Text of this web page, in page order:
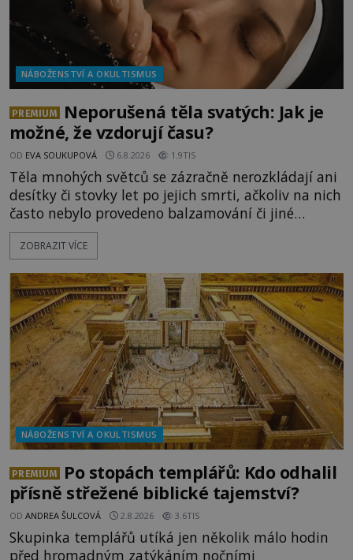
NÁBOŽENSTVÍ A OKULTISMUS
PREMIUM
Neporušená těla svatých: Jak je
možné, že vzdorují času?
OD EVA SOUKUPOVÁ 6.8.2026 1.9TIS
Těla mnohých světců se zázračně nerozkládají ani
desítky či stovky let po jejich smrti, ačkoliv na nich
často nebylo provedeno balzamování či jiné
pokusy o konzervaci. Neporušené ostatky bývají
považovány za důkaz svatosti zemřelých. Jaké
osobností ochraňují? Na hřbitově u kláštera
Milosrdných
ZOBRAZIT VÍCE
NÁBOŽENSTVÍ A OKULTISMUS
PREMIUM
Po stopách templářů: Kdo odhalil
přísně střežené biblické tajemství?
OD ANDREA ŠULCOVÁ 2.8.2026 3.6TIS
Skupinka templářů utíká jen několik málo hodin
před hromadným zatýkáním nočními